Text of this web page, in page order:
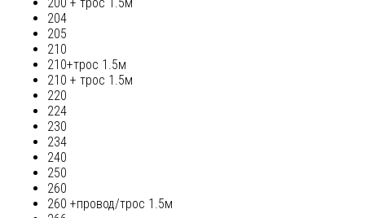
200 + трос 1.5м
204
205
210
210+трос 1.5м
210 + трос 1.5м
220
224
230
234
240
250
260
260 +провод/трос 1.5м